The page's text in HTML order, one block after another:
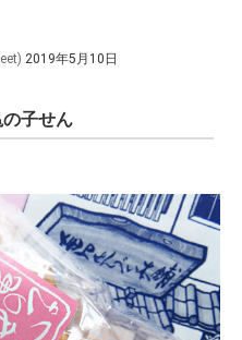
2019年5月10日
子せん